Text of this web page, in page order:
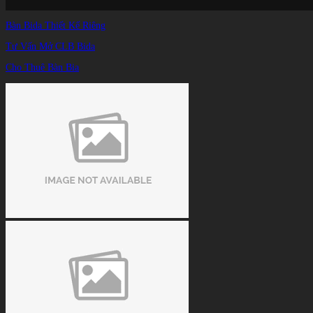
Bàn Bida Thiết Kế Riêng
Tư Vấn Mở CLB Bida
Cho Thuê Bàn Bia